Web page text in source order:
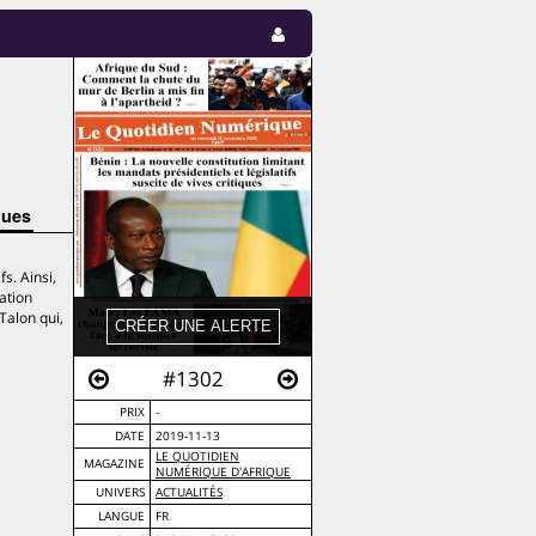
#1302
PRIX
-
DATE
2019-11-13
MAGAZINE
LE QUOTIDIEN
NUMÉRIQUE D'AFRIQUE
UNIVERS
ACTUALITÉS
LANGUE
FR
Ainsi,
qui,